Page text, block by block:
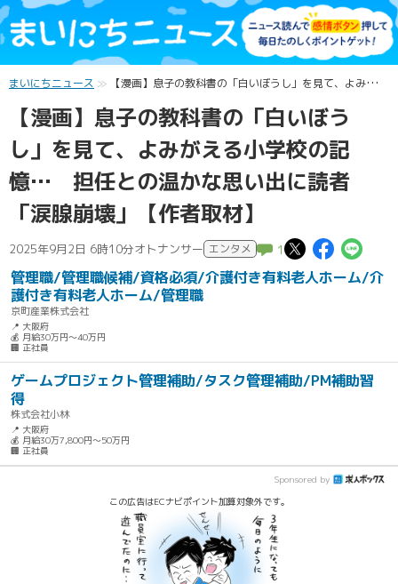
まいにちニュース 【漫画】息子の教科書の「白いぼうし」を見て、よみがえる小学校の記憶… 担任との温かな思い出に読者「涙腺崩壊」【作者取材】
【漫画】息子の教科書の「白いぼう
し」を見て、よみがえる小学校の記
憶… 担任との温かな思い出に読者
「涙腺崩壊」【作者取材】
2025年9月2日 6時10分オトナンサー エンタメ 1 この記
この
管理職/管理職候補/資格必須/介護付き有料老人ホーム/介
護付き有料老人ホーム/管理職
京町産業株式会社
📍 大阪府
💰 月給30万円～40万円
🏢 正社員
ゲームプロジェクト管理補助/タスク管理補助/PM補助習
得
株式会社小林
📍 大阪府
💰 月給30万7,800円～50万円
🏢 正社員
Sponsored by
この広告はECナビポイント加算対象外です。